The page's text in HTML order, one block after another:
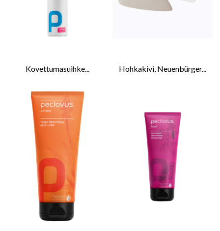
Kovettumasuihke... Hohkakivi, Neuenbürger...